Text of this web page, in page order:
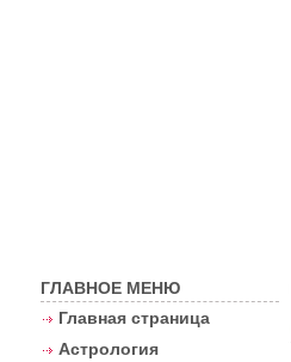
ГЛАВНОЕ МЕНЮ
Главная страница
Астрология